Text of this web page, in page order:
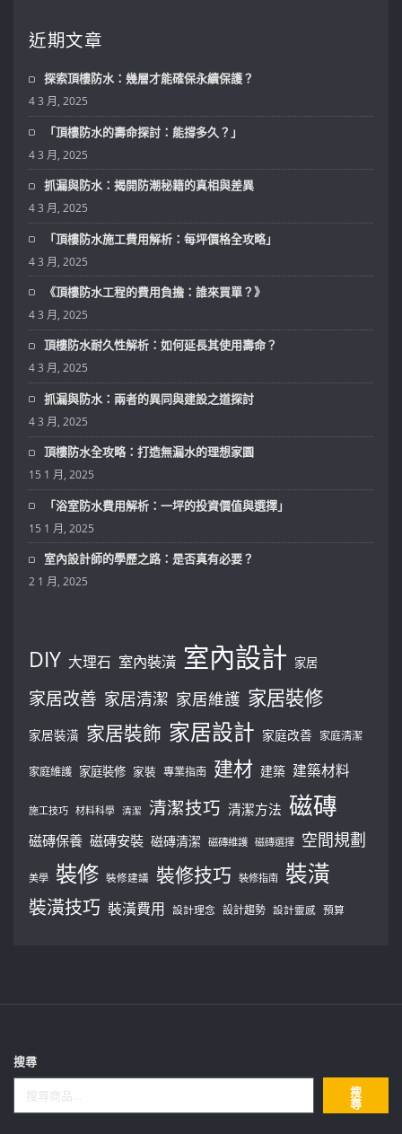
近期文章
探索頂樓防水：幾層才能確保永續保護？
4 3 月, 2025
「頂樓防水的壽命探討：能撐多久？」
4 3 月, 2025
抓漏與防水：揭開防潮秘籍的真相與差異
4 3 月, 2025
「頂樓防水施工費用解析：每坪價格全攻略」
4 3 月, 2025
《頂樓防水工程的費用負擔：誰來買單？》
4 3 月, 2025
頂樓防水耐久性解析：如何延長其使用壽命？
4 3 月, 2025
抓漏與防水：兩者的異同與建設之道探討
4 3 月, 2025
頂樓防水全攻略：打造無漏水的理想家園
15 1 月, 2025
「浴室防水費用解析：一坪的投資價值與選擇」
15 1 月, 2025
室內設計師的學歷之路：是否真有必要？
2 1 月, 2025
DIY 大理石 室內裝潢 室內設計 家居
家居改善 家居清潔 家居維護 家居裝修
家居裝潢 家居裝飾 家居設計 家庭改善 家庭清潔
家庭維護 家庭裝修 家裝 專業指南 建材 建築 建築材料
施工技巧 材料科學 清潔 清潔技巧 清潔方法 磁磚
磁磚保養 磁磚安裝 磁磚清潔 磁磚維護 磁磚選擇 空間規劃
美學 裝修 裝修建議 裝修技巧 裝修指南 裝潢
裝潢技巧 裝潢費用 設計理念 設計趨勢 設計靈感 預算
搜尋
搜
尋